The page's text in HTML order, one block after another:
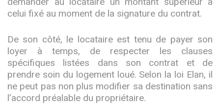
celui fixé au moment de la signature du contrat.
De son côté, le locataire est tenu de payer son
loyer à temps, de respecter les clauses
spécifiques listées dans son contrat et de
prendre soin du logement loué. Selon la loi Elan, il
ne peut pas non plus modifier sa destination sans
l’accord préalable du propriétaire.